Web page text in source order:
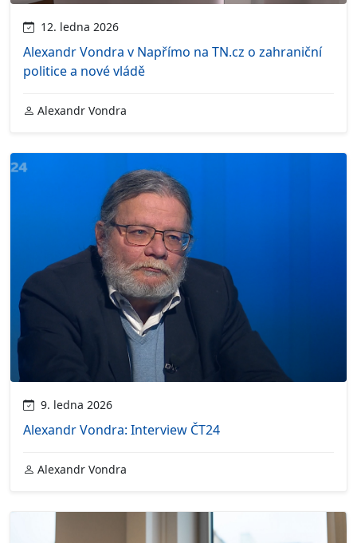
12. ledna 2026
Alexandr Vondra v Napřímo na TN.cz o zahraniční
politice a nové vládě
Alexandr Vondra
9. ledna 2026
Alexandr Vondra: Interview ČT24
Alexandr Vondra